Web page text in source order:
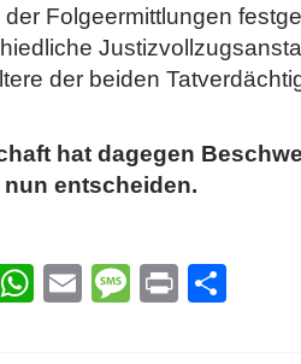
Folgeermittlungen
der beiden
hat dagegen
entscheiden.
Tumblr
WhatsApp
EmailMessage
Print